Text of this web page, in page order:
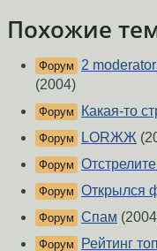
Похожие
Форум
2
(2004)
Форум Какая-то
Форум LORЖЖ
Форум
Форум Открылся
Форум Спам
Форум Рейтинг